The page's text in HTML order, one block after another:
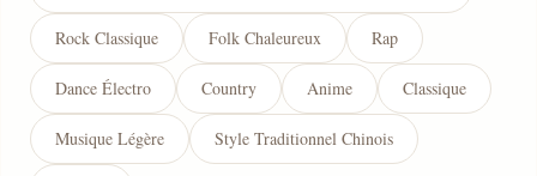
Rock Classique Folk Chaleureux Rap
Dance Électro Country Anime Classique
Musique Légère Style Traditionnel Chinois